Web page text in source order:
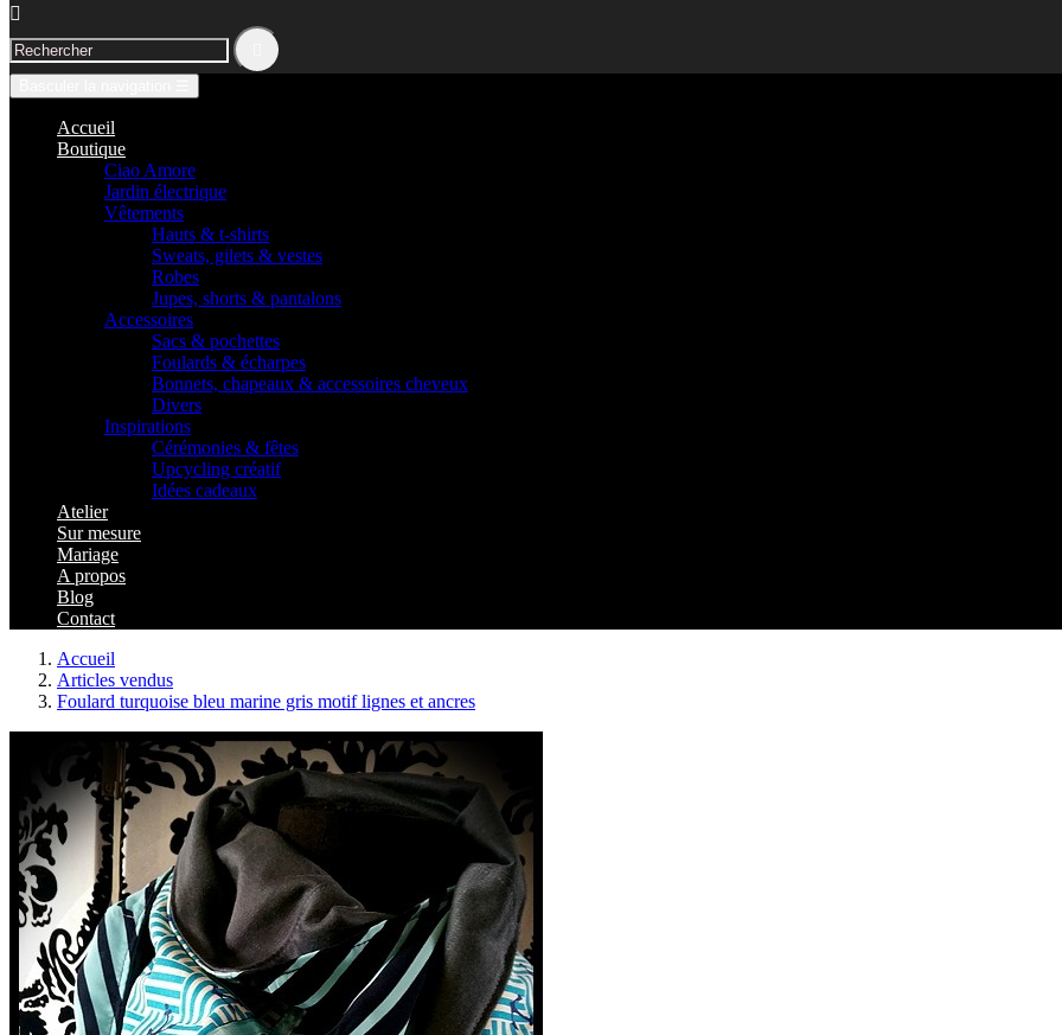

Accueil
Boutique
Ciao Amore
Jardin électrique
Vêtements
Hauts & t-shirts
Sweats, gilets & vestes
Robes
Jupes, shorts & pantalons
Accessoires
Sacs & pochettes
Foulards & écharpes
Bonnets, chapeaux & accessoires cheveux
Divers
Inspirations
Cérémonies & fêtes
Upcycling créatif
Idées cadeaux
Atelier
Sur mesure
Mariage
A propos
Blog
Contact
Accueil
Articles vendus
Foulard turquoise bleu marine gris motif lignes et ancres